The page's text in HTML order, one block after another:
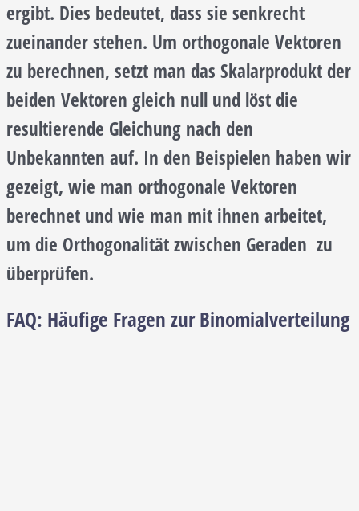
ergibt. Dies bedeutet, dass sie senkrecht
zueinander stehen. Um orthogonale Vektoren
zu berechnen, setzt man das Skalarprodukt der
beiden Vektoren gleich null und löst die
resultierende Gleichung nach den
Unbekannten auf. In den Beispielen haben wir
gezeigt, wie man orthogonale Vektoren
berechnet und wie man mit ihnen arbeitet,
um die Orthogonalität zwischen Geraden zu
überprüfen.
FAQ: Häufige Fragen zur Binomialverteilung